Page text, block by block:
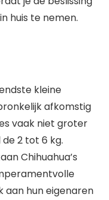
huis te nemen.
kleine
afkomstig
vaak niet groter
2 tot 6 kg.
Chihuahua’s
aan hun eigenaren